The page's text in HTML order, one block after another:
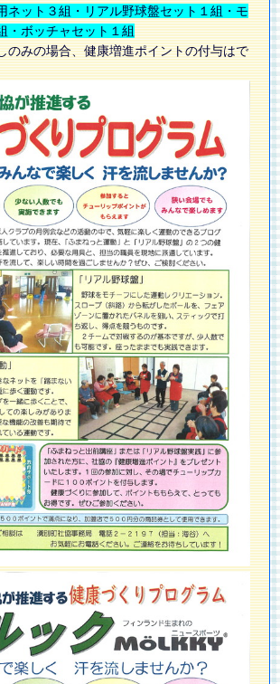
ネット３組・リアル野球盤セット１組・モ
・ボッチャセット１組
みの場合、健康増進ポイントの付与はで